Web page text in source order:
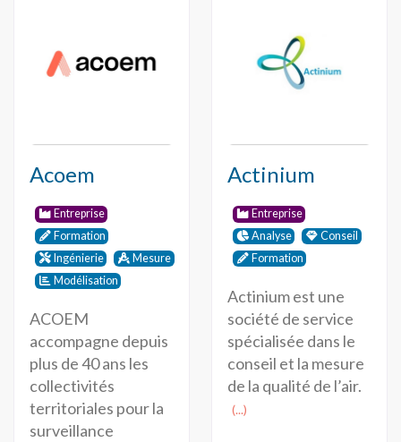
Acoem
Entreprise
Formation
Ingénierie
Mesure
Modélisation
ACOEM
accompagne depuis
plus de 40 ans les
collectivités
territoriales pour la
surveillance
Actinium
Entreprise
Analyse
Conseil
Formation
Actinium est une
société de service
spécialisée dans le
conseil et la mesure
de la qualité de l’air.
(...)